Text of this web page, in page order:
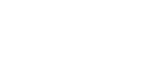
Je veux maintenant acheter un